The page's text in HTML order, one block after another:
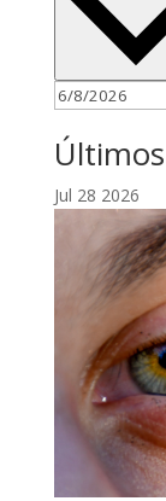
Jul 28 2026